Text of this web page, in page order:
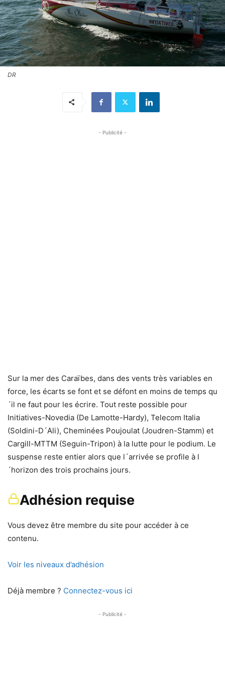
DR
- Publicité -
Sur la mer des Caraïbes, dans des vents très variables en
force, les écarts se font et se défont en moins de temps qu
´il ne faut pour les écrire. Tout reste possible pour
Initiatives-Novedia (De Lamotte-Hardy), Telecom Italia
(Soldini-D´Ali), Cheminées Poujoulat (Joudren-Stamm) et
Cargill-MTTM (Seguin-Tripon) à la lutte pour le podium. Le
suspense reste entier alors que l´arrivée se profile à l
´horizon des trois prochains jours.
Adhésion requise
Vous devez être membre du site pour accéder à ce
contenu.
Voir les niveaux d’adhésion
Déjà membre ? Connectez-vous ici
- Publicité -